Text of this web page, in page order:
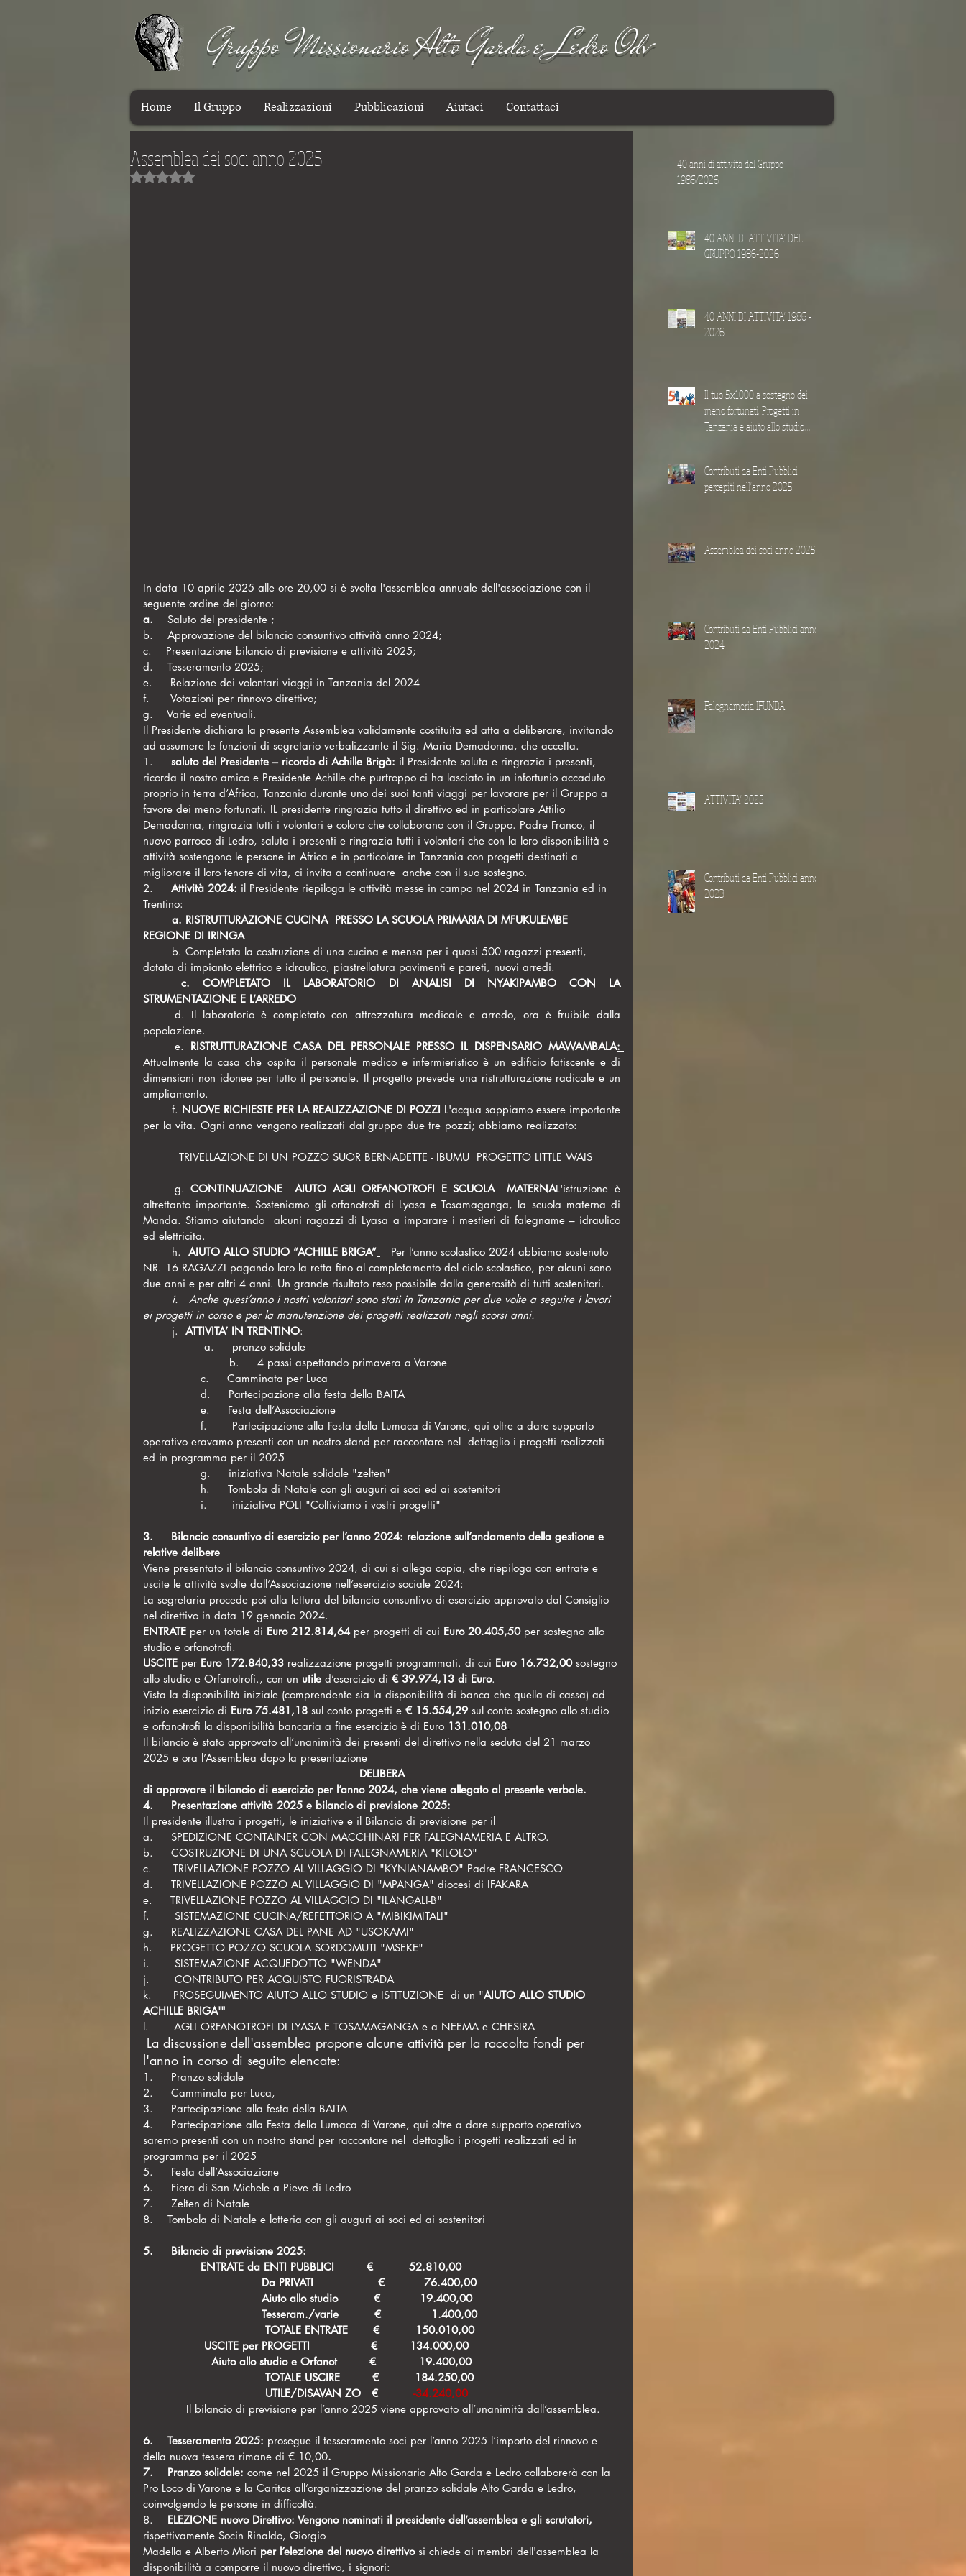
Gruppo Missionario Alto Garda e Ledro Odv
Home Il Gruppo Realizzazioni Pubblicazioni Aiutaci Contattaci
Assemblea dei soci anno 2025
Valutazione NaN stelle su 5.
In data 10 aprile 2025 alle ore 20,00 si è svolta l'assemblea annuale dell'associazione con il
seguente ordine del giorno:
a. Saluto del presidente ;
b.    Approvazione del bilancio consuntivo attività anno 2024;
c.    Presentazione bilancio di previsione e attività 2025;
d.    Tesseramento 2025;
e.     Relazione dei volontari viaggi in Tanzania del 2024
f.      Votazioni per rinnovo direttivo;
g.    Varie ed eventuali.
Il Presidente dichiara la presente Assemblea validamente costituita ed atta a deliberare, invitando
ad assumere le funzioni di segretario verbalizzante il Sig. Maria Demadonna, che accetta.
1. saluto del Presidente – ricordo di Achille Brigà: il Presidente saluta e ringrazia i presenti,
ricorda il nostro amico e Presidente Achille che purtroppo ci ha lasciato in un infortunio accaduto
proprio in terra d’Africa, Tanzania durante uno dei suoi tanti viaggi per lavorare per il Gruppo a
favore dei meno fortunati. IL presidente ringrazia tutto il direttivo ed in particolare Attilio
Demadonna, ringrazia tutti i volontari e coloro che collaborano con il Gruppo. Padre Franco, il
nuovo parroco di Ledro, saluta i presenti e ringrazia tutti i volontari che con la loro disponibilità e
attività sostengono le persone in Africa e in particolare in Tanzania con progetti destinati a
migliorare il loro tenore di vita, ci invita a continuare  anche con il suo sostegno.
2. Attività 2024: il Presidente riepiloga le attività messe in campo nel 2024 in Tanzania ed in
Trentino:
REGIONE DI IRINGA
dotata di impianto elettrico e idraulico, piastrellatura pavimenti e pareti, nuovi arredi.
	c. COMPLETATO IL LABORATORIO DI ANALISI DI NYAKIPAMBO CON LA
STRUMENTAZIONE E L’ARREDO
	d. Il laboratorio è completato con attrezzatura medicale e arredo, ora è fruibile dalla
popolazione.
	e.
RISTRUTTURAZIONE CASA DEL PERSONALE PRESSO IL DISPENSARIO MAWAMBALA
Attualmente la casa che ospita il personale medico e infermieristico è un edificio fatiscente e di
dimensioni non idonee per tutto il personale. Il progetto prevede una ristrutturazione radicale e un
ampliamento.
	f.
NUOVE RICHIESTE PER LA REALIZZAZIONE DI POZZI L'acqua sappiamo essere importante
per la vita. Ogni anno vengono realizzati dal gruppo due tre pozzi; abbiamo realizzato:
TRIVELLAZIONE DI UN POZZO SUOR BERNADETTE - IBUMU  PROGETTO LITTLE WAIS
	g.
CONTINUAZIONE  AIUTO AGLI ORFANOTROFI E SCUOLA  MATERNAL'istruzione è
altrettanto importante. Sosteniamo gli orfanotrofi di Lyasa e Tosamaganga, la scuola materna di
Manda. Stiamo aiutando  alcuni ragazzi di Lyasa a imparare i mestieri di falegname – idraulico
ed elettricita.
	h.
AIUTO ALLO STUDIO “ACHILLE BRIGA”
Per l’anno scolastico 2024 abbiamo sostenuto
NR. 16 RAGAZZI pagando loro la retta fino al completamento del ciclo scolastico, per alcuni sono
due anni e per altri 4 anni. Un grande risultato reso possibile dalla generosità di tutti sostenitori.
ei progetti in corso e per la manutenzione dei progetti realizzati negli scorsi anni.
	j.
ATTIVITA’ IN TRENTINO:
a.     pranzo solidale
                	b.     4 passi aspettando primavera a Varone
		c.     Camminata per Luca
		d.     Partecipazione alla festa della BAITA
		e.     Festa dell’Associazione
operativo eravamo presenti con un nostro stand per raccontare nel  dettaglio i progetti realizzati
ed in programma per il 2025
		g.     iniziativa Natale solidale "zelten"
		h.     Tombola di Natale con gli auguri ai soci ed ai sostenitori
		i.       iniziativa POLI "Coltiviamo i vostri progetti"
3.     Bilancio consuntivo di esercizio per l’anno 2024: relazione sull’andamento della gestione e
relative delibere
Viene presentato il bilancio consuntivo 2024, di cui si allega copia, che riepiloga con entrate e
uscite le attività svolte dall’Associazione nell’esercizio sociale 2024:
La segretaria procede poi alla lettura del bilancio consuntivo di esercizio approvato dal Consiglio
nel direttivo in data 19 gennaio 2024.
ENTRATE per un totale di Euro 212.814,64 per progetti di cui Euro 20.405,50 per sostegno allo
studio e orfanotrofi.
USCITE per Euro 172.840,33 realizzazione progetti programmati. di cui Euro 16.732,00 sostegno
allo studio e Orfanotrofi., con un utile d’esercizio di € 39.974,13 di Euro.
Vista la disponibilità iniziale (comprendente sia la disponibilità di banca che quella di cassa) ad
inizio esercizio di Euro 75.481,18 sul conto progetti e € 15.554,29 sul conto sostegno allo studio
e orfanotrofi la disponibilità bancaria a fine esercizio è di Euro 131.010,08.
Il bilancio è stato approvato all’unanimità dei presenti del direttivo nella seduta del 21 marzo
2025 e ora l’Assemblea dopo la presentazione
DELIBERA
di approvare il bilancio di esercizio per l’anno 2024, che viene allegato al presente verbale.
4.     Presentazione attività 2025 e bilancio di previsione 2025:
Il presidente illustra i progetti, le iniziative e il Bilancio di previsione per il
a.     SPEDIZIONE CONTAINER CON MACCHINARI PER FALEGNAMERIA E ALTRO.
b.     COSTRUZIONE DI UNA SCUOLA DI FALEGNAMERIA "KILOLO"
c.      TRIVELLAZIONE POZZO AL VILLAGGIO DI "KYNIANAMBO" Padre FRANCESCO
d.     TRIVELLAZIONE POZZO AL VILLAGGIO DI "MPANGA" diocesi di IFAKARA
e.     TRIVELLAZIONE POZZO AL VILLAGGIO DI "ILANGALI-B"
f.       SISTEMAZIONE CUCINA/REFETTORIO A "MIBIKIMITALI"
g.     REALIZZAZIONE CASA DEL PANE AD "USOKAMI"
h.     PROGETTO POZZO SCUOLA SORDOMUTI "MSEKE"
i.       SISTEMAZIONE ACQUEDOTTO "WENDA"
j.       CONTRIBUTO PER ACQUISTO FUORISTRADA
k.      PROSEGUIMENTO AIUTO ALLO STUDIO e ISTITUZIONE  di un "AIUTO ALLO STUDIO
ACHILLE BRIGA'"
l.       AGLI ORFANOTROFI DI LYASA E TOSAMAGANGA e a NEEMA e CHESIRA
La discussione dell'assemblea propone alcune attività per la raccolta fondi per
l'anno in corso di seguito elencate:
1.     Pranzo solidale
2.     Camminata per Luca,
3.     Partecipazione alla festa della BAITA
4.     Partecipazione alla Festa della Lumaca di Varone, qui oltre a dare supporto operativo
saremo presenti con un nostro stand per raccontare nel  dettaglio i progetti realizzati ed in
programma per il 2025
5.     Festa dell’Associazione
6.     Fiera di San Michele a Pieve di Ledro
7.     Zelten di Natale
8.    Tombola di Natale e lotteria con gli auguri ai soci ed ai sostenitori
5.     Bilancio di previsione 2025:
		ENTRATE da ENTI PUBBLICI         €          52.810,00
Da PRIVATI                  €           76.400,00
Aiuto allo studio          €           19.400,00
Tesseram./varie          €              1.400,00
TOTALE ENTRATE       €          150.010,00
USCITE per PROGETTI                 €         134.000,00
Aiuto allo studio e Orfanot         €            19.400,00
TOTALE USCIRE         €          184.250,00
UTILE/DISAVAN ZO   € -34.240,00
Il bilancio di previsione per l’anno 2025 viene approvato all’unanimità dall’assemblea.
6.    Tesseramento 2025: prosegue il tesseramento soci per l’anno 2025 l’importo del rinnovo e
della nuova tessera rimane di € 10,00.
7.    Pranzo solidale: come nel 2025 il Gruppo Missionario Alto Garda e Ledro collaborerà con la
Pro Loco di Varone e la Caritas all’organizzazione del pranzo solidale Alto Garda e Ledro,
coinvolgendo le persone in difficoltà.
8. ELEZIONE nuovo Direttivo: Vengono nominati il presidente dell’assemblea e gli scrutatori,
rispettivamente Socin Rinaldo, Giorgio
Madella e Alberto Miori per l’elezione del nuovo direttivo si chiede ai membri dell'assemblea la
disponibilità a comporre il nuovo direttivo, i signori:
40 anni di attività del Gruppo
1986/2026
40 ANNI DI ATTIVITA' DEL
GRUPPO 1986-2026
40 ANNI DI ATTIVITA' 1986 -
2026
Il tuo 5x1000 a sostegno dei
meno fortunati. Progetti in
Tanzania e aiuto allo studio
Contributi da Enti Pubblici
percepiti nell'anno 2025
Assemblea dei soci anno 2025
Contributi da Enti Pubblici anno
2024
Falegnameria IFUNDA
ATTIVITA' 2025
Contributi da Enti Pubblici anno
2023